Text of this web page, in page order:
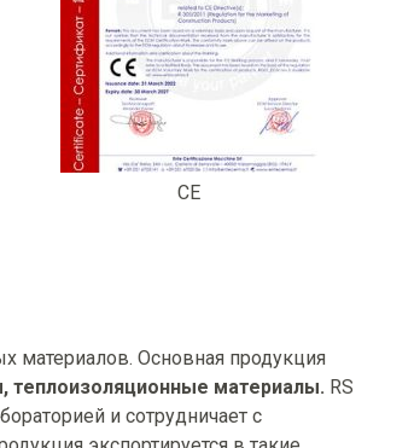
CE
материалов. Основная продукция
теплоизоляционные материалы. RS
и сотрудничает с